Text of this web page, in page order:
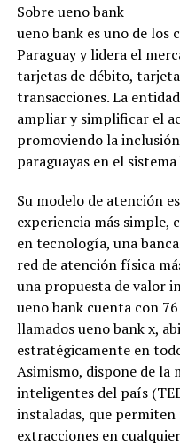
Sobre ueno bank
ueno bank es uno de los
Paraguay y lidera el
tarjetas de débito,
transacciones. La
ampliar y simplificar el
promoviendo la
paraguayas en el
Su modelo de atención
experiencia más simple,
en tecnología, una
red de atención física
una propuesta de valor
ueno bank cuenta con
llamados ueno bank x,
estratégicamente en
Asimismo, dispone de la
inteligentes del país
instaladas, que
extracciones en